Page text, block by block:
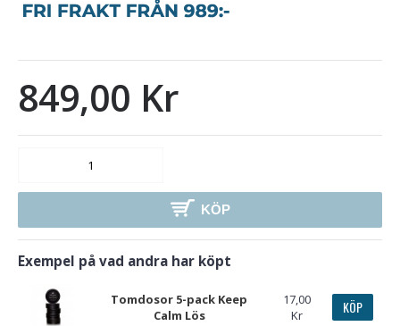
849,00 Kr
KÖP
Exempel på vad andra har köpt
Tomdosor 5-pack Keep
Calm Lös
17,00
Kr
KÖP